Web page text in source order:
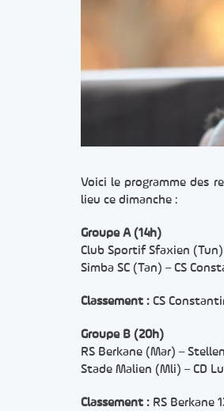
Voici le programme des
lieu ce dimanche :
Groupe A (14h)
Club Sportif Sfaxien
Simba SC (Tan) – CS
Classement : CS
Groupe B (20h)
RS Berkane (Mar) –
Stade Malien (Mli) – CD
Classement : RS Berkane